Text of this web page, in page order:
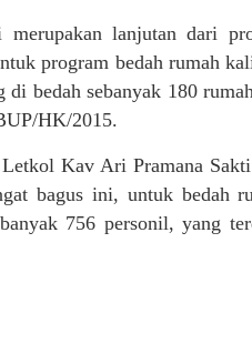
lanjutan dari
program bedah rumah
bedah sebanyak 180
HK/2015.
Kav Ari Pramana
bagus ini, untuk bedah
756 personil, yang